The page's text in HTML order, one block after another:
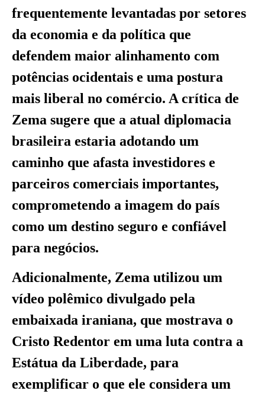
frequentemente levantadas por setores
da economia e da política que
defendem maior alinhamento com
potências ocidentais e uma postura
mais liberal no comércio. A crítica de
Zema sugere que a atual diplomacia
brasileira estaria adotando um
caminho que afasta investidores e
parceiros comerciais importantes,
comprometendo a imagem do país
como um destino seguro e confiável
para negócios.
Adicionalmente, Zema utilizou um
vídeo polêmico divulgado pela
embaixada iraniana, que mostrava o
Cristo Redentor em uma luta contra a
Estátua da Liberdade, para
exemplificar o que ele considera um